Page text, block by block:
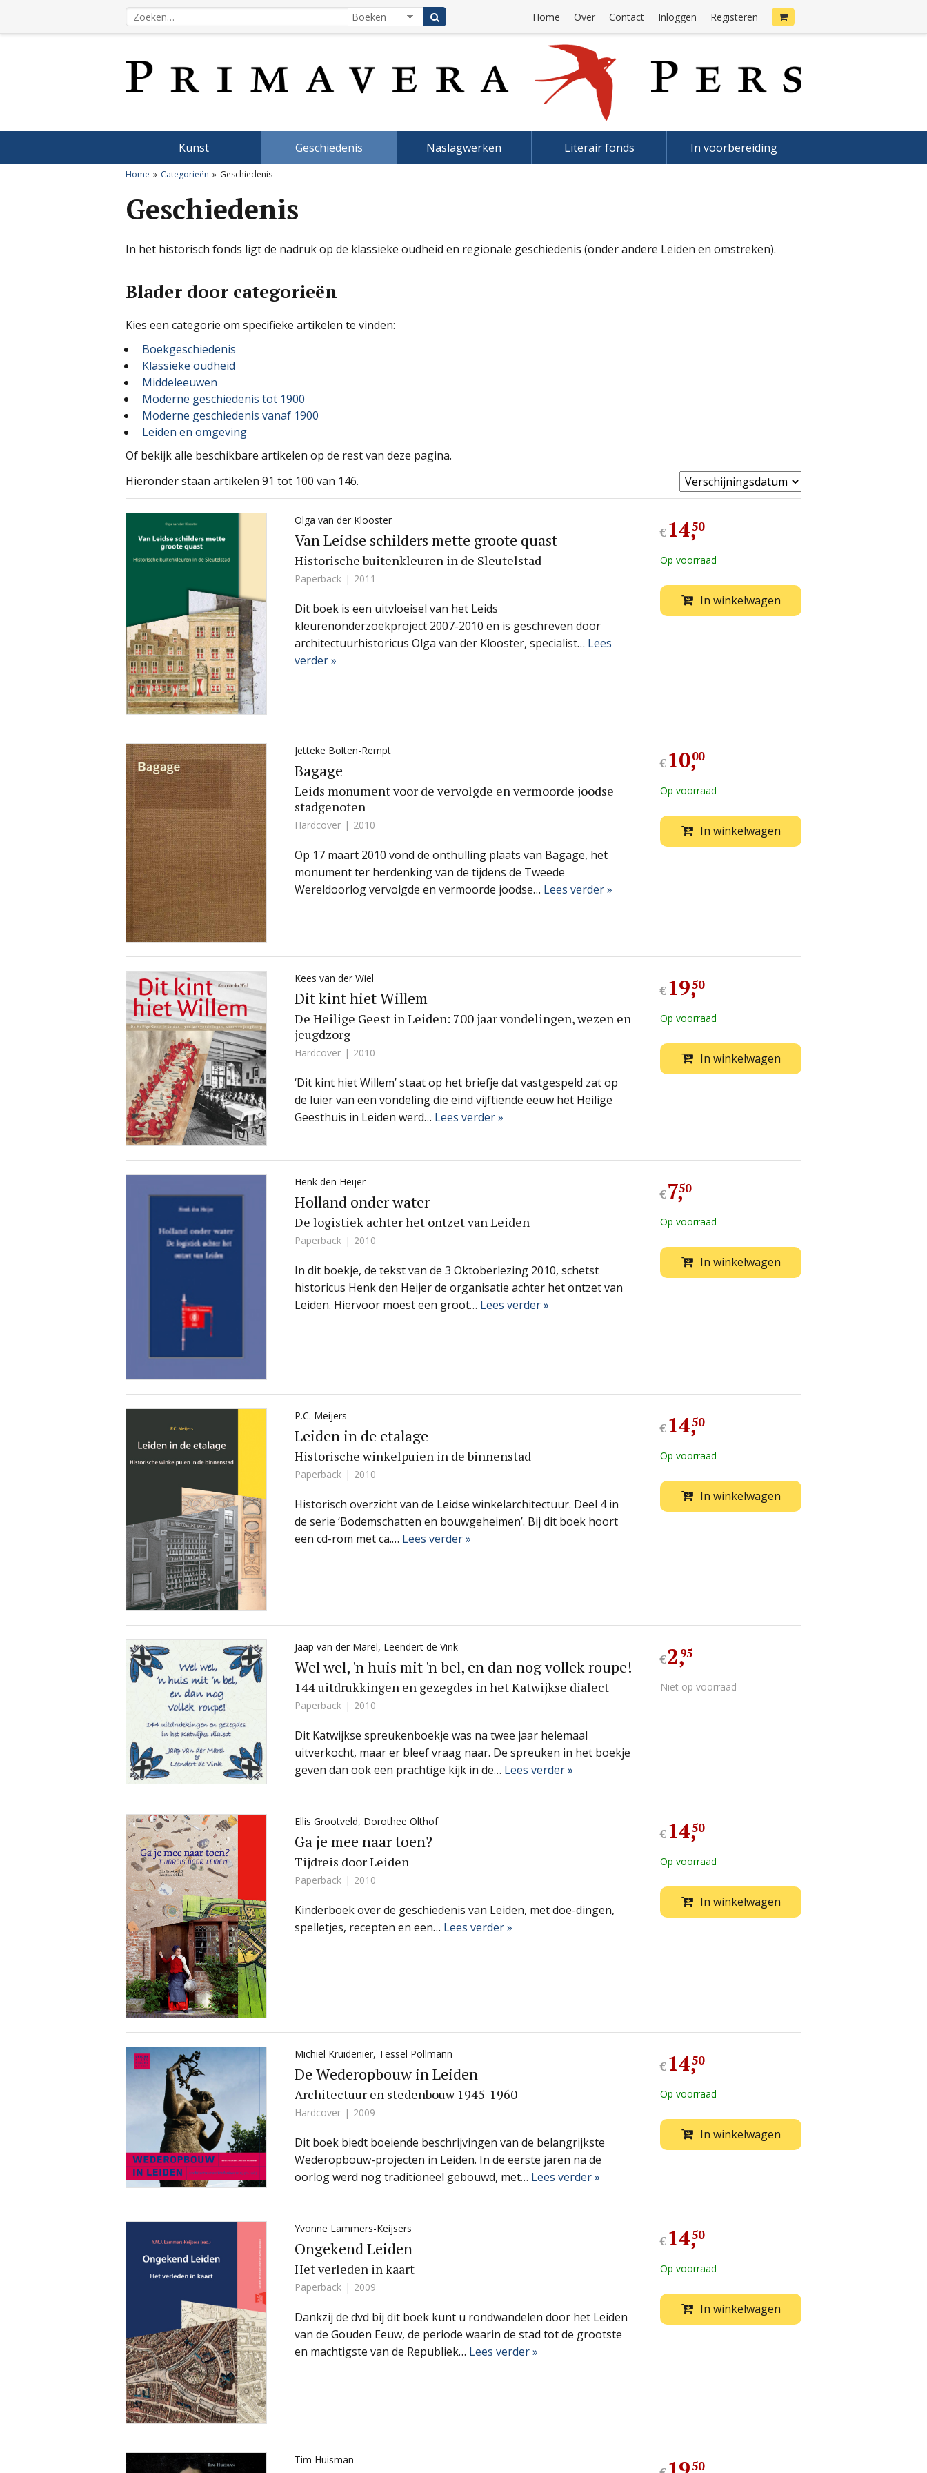
Home Over Contact Inloggen Registeren
Kunst Geschiedenis Naslagwerken Literair fonds In voorbereiding
Home Categorieën Geschiedenis
Geschiedenis
In het historisch fonds ligt de nadruk op de klassieke oudheid en regionale geschiedenis (onder andere Leiden en omstreken).
Blader door categorieën
Kies een categorie om specifieke artikelen te vinden:
Boekgeschiedenis
Klassieke oudheid
Middeleeuwen
Moderne geschiedenis tot 1900
Moderne geschiedenis vanaf 1900
Leiden en omgeving
Of bekijk alle beschikbare artikelen op de rest van deze pagina.
Hieronder staan artikelen 91 tot 100 van 146.
Olga van der Klooster
Van Leidse schilders mette groote quast
Historische buitenkleuren in de Sleutelstad
Paperback 2011
Dit boek is een uitvloeisel van het Leids
kleurenonderzoekproject 2007-2010 en is geschreven door
architectuurhistoricus Olga van der Klooster, specialist… Lees
verder »
€14,
50
Op voorraad
In winkelwagen
Jetteke Bolten-Rempt
Bagage
Leids monument voor de vervolgde en vermoorde joodse
stadgenoten
Hardcover 2010
Op 17 maart 2010 vond de onthulling plaats van Bagage, het
monument ter herdenking van de tijdens de Tweede
Wereldoorlog vervolgde en vermoorde joodse… Lees verder »
€10,00
Op voorraad
In winkelwagen
Kees van der Wiel
Dit kint hiet Willem
De Heilige Geest in Leiden: 700 jaar vondelingen, wezen en
jeugdzorg
Hardcover 2010
‘Dit kint hiet Willem’ staat op het briefje dat vastgespeld zat op
de luier van een vondeling die eind vijftiende eeuw het Heilige
Geesthuis in Leiden werd… Lees verder »
€19,
50
Op voorraad
In winkelwagen
Henk den Heijer
Holland onder water
De logistiek achter het ontzet van Leiden
Paperback 2010
In dit boekje, de tekst van de 3 Oktoberlezing 2010, schetst
historicus Henk den Heijer de organisatie achter het ontzet van
Leiden. Hiervoor moest een groot… Lees verder »
€7,
50
Op voorraad
In winkelwagen
P.C. Meijers
Leiden in de etalage
Historische winkelpuien in de binnenstad
Paperback 2010
Historisch overzicht van de Leidse winkelarchitectuur. Deel 4 in
de serie ‘Bodemschatten en bouwgeheimen’. Bij dit boek hoort
een cd-rom met ca.… Lees verder »
€14,
50
Op voorraad
In winkelwagen
Jaap van der Marel, Leendert de Vink
Wel wel, 'n huis mit 'n bel, en dan nog vollek roupe!
144 uitdrukkingen en gezegdes in het Katwijkse dialect
Paperback 2010
Dit Katwijkse spreukenboekje was na twee jaar helemaal
uitverkocht, maar er bleef vraag naar. De spreuken in het boekje
geven dan ook een prachtige kijk in de… Lees verder »
€2,95
Niet op voorraad
Ellis Grootveld, Dorothee Olthof
Ga je mee naar toen?
Tijdreis door Leiden
Paperback 2010
Kinderboek over de geschiedenis van Leiden, met doe-dingen,
spelletjes, recepten en een… Lees verder »
€14,
50
Op voorraad
In winkelwagen
Michiel Kruidenier, Tessel Pollmann
De Wederopbouw in Leiden
Architectuur en stedenbouw 1945-1960
Hardcover 2009
Dit boek biedt boeiende beschrijvingen van de belangrijkste
Wederopbouw-projecten in Leiden. In de eerste jaren na de
oorlog werd nog traditioneel gebouwd, met… Lees verder »
€14,
50
Op voorraad
In winkelwagen
Yvonne Lammers-Keijsers
Ongekend Leiden
Het verleden in kaart
Paperback 2009
Dankzij de dvd bij dit boek kunt u rondwandelen door het Leiden
van de Gouden Eeuw, de periode waarin de stad tot de grootste
en machtigste van de Republiek… Lees verder »
€14,
50
Op voorraad
In winkelwagen
Tim Huisman 50